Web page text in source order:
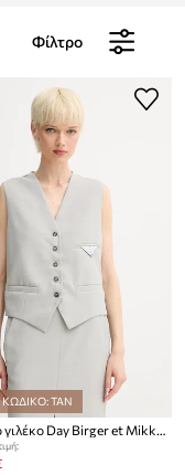
Φίλτρο
TAN
Μάλλινο γιλέκο Day Birger et Mikkelsen Gilbert